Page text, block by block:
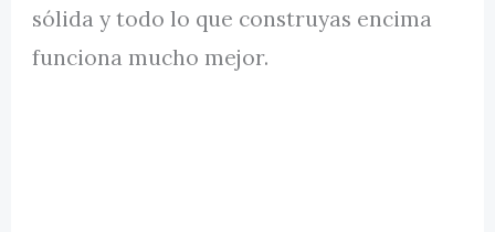
sólida y todo lo que construyas encima
funciona mucho mejor.